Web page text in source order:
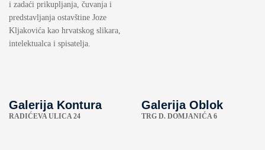
i zadaći prikupljanja, čuvanja i
predstavljanja ostavštine Joze
Kljakovića kao hrvatskog slikara,
intelektualca i spisatelja.
Galerija Kontura
RADIĆEVA ULICA 24
Galerija Oblok
TRG D. DOMJANIĆA 6